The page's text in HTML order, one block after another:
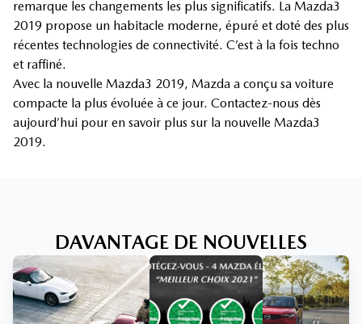
remarque les changements les plus significatifs. La Mazda3
2019 propose un habitacle moderne, épuré et doté des plus
récentes technologies de connectivité. C’est à la fois techno
et raffiné.
Avec la nouvelle Mazda3 2019, Mazda a conçu sa voiture
compacte la plus évoluée à ce jour. Contactez-nous dès
aujourd’hui pour en savoir plus sur la nouvelle Mazda3
2019.
DAVANTAGE DE NOUVELLES